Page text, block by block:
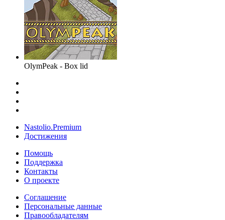
OlymPeak - Box lid
Nastolio.Premium
Достижения
Помощь
Поддержка
Контакты
О проекте
Соглашение
Персональные данные
Правообладателям